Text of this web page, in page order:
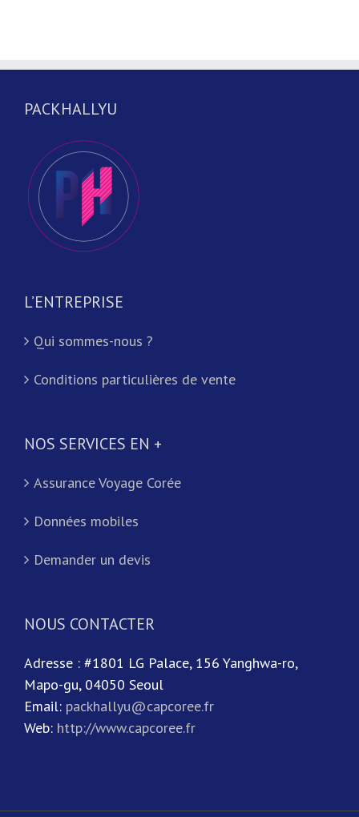
PACKHALLYU
L’ENTREPRISE
Qui sommes-nous ?
Conditions particulières de vente
NOS SERVICES EN +
Assurance Voyage Corée
Données mobiles
Demander un devis
NOUS CONTACTER
Adresse : #1801 LG Palace, 156 Yanghwa-ro,
Mapo-gu, 04050 Seoul
Email: packhallyu@capcoree.fr
Web: http://www.capcoree.fr